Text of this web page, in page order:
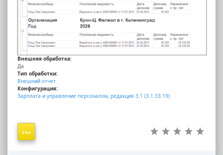
Внешняя обработка:
Да
Тип обработки:
Внешний отчет
Конфигурация:
Зарплата и управление персоналом, редакция 3.1 (3.1.33.19)